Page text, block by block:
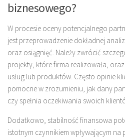
biznesowego?
W procesie oceny potencjalnego
jest przeprowadzenie dokładnej
oraz osiągnięć. Należy zwrócić
projekty, które firma realizowała,
usług lub produktów. Często opinie
pomocne w zrozumieniu, jak dany
czy spełnia oczekiwania swoich
Dodatkowo, stabilność finansowa
istotnym czynnikiem wpływającym na